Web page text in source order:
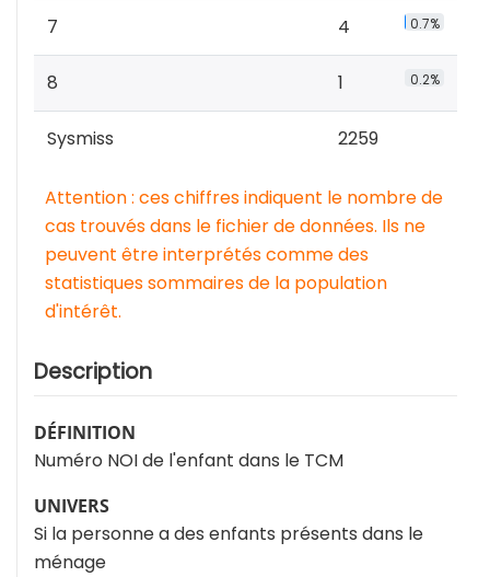
7 4 0.7%
8 1 0.2%
Sysmiss 2259
Attention : ces chiffres indiquent le nombre de
cas trouvés dans le fichier de données. Ils ne
peuvent être interprétés comme des
statistiques sommaires de la population
d'intérêt.
Description
DÉFINITION
Numéro NOI de l'enfant dans le TCM
UNIVERS
Si la personne a des enfants présents dans le
ménage